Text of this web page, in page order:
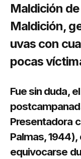
Maldición
Maldición,
uvas con
pocas
Fue sin duda,
Presentadora
Palmas,
equivocarse